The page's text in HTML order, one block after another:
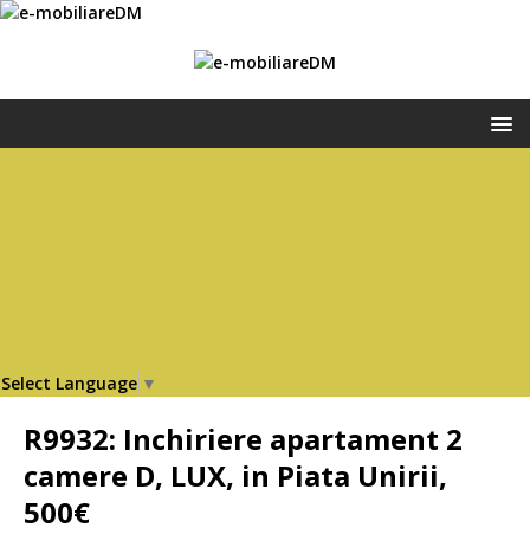
Select Language ▼
R9932: Inchiriere apartament 2
camere D, LUX, in Piata Unirii,
500€